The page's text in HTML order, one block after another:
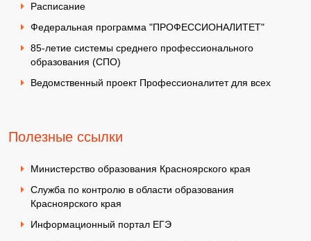
Расписание
Федеральная программа "ПРОФЕССИОНАЛИТЕТ"
85-летие системы среднего профессионального
образования (СПО)
Ведомственный проект Профессионалитет для всех
Полезные ссылки
Министерство образования Красноярского края
Служба по контролю в области образования
Красноярского края
Информационный портал ЕГЭ